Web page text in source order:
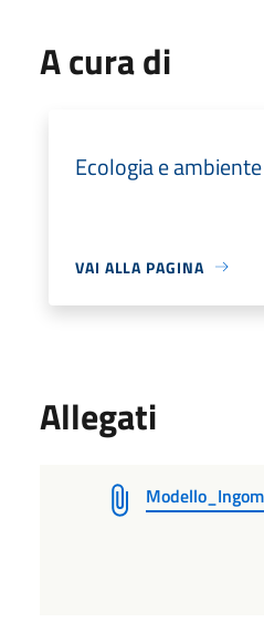
A cura di
Ecologia e ambiente
VAI ALLA PAGINA
Allegati